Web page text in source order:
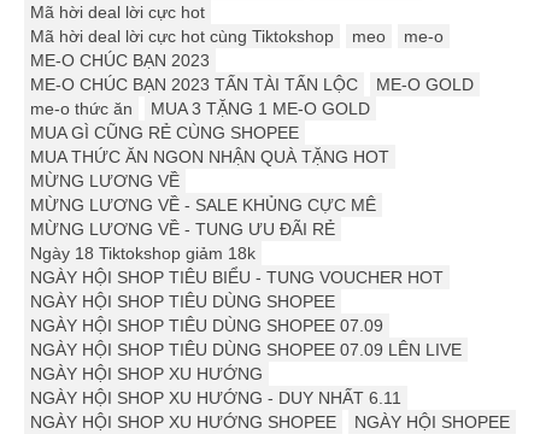
Mã hời deal lời cực hot
Mã hời deal lời cực hot cùng Tiktokshop
meo
me-o
ME-O CHÚC BẠN 2023
ME-O CHÚC BẠN 2023 TẤN TÀI TẤN LỘC
ME-O GOLD
me-o thức ăn
MUA 3 TẶNG 1 ME-O GOLD
MUA GÌ CŨNG RẺ CÙNG SHOPEE
MUA THỨC ĂN NGON NHẬN QUÀ TẶNG HOT
MỪNG LƯƠNG VỀ
MỪNG LƯƠNG VỀ - SALE KHỦNG CỰC MÊ
MỪNG LƯƠNG VỀ - TUNG ƯU ĐÃI RẺ
Ngày 18 Tiktokshop giảm 18k
NGÀY HỘI SHOP TIÊU BIỂU - TUNG VOUCHER HOT
NGÀY HỘI SHOP TIÊU DÙNG SHOPEE
NGÀY HỘI SHOP TIÊU DÙNG SHOPEE 07.09
NGÀY HỘI SHOP TIÊU DÙNG SHOPEE 07.09 LÊN LIVE
NGÀY HỘI SHOP XU HƯỚNG
NGÀY HỘI SHOP XU HƯỚNG - DUY NHẤT 6.11
NGÀY HỘI SHOP XU HƯỚNG SHOPEE
NGÀY HỘI SHOPEE